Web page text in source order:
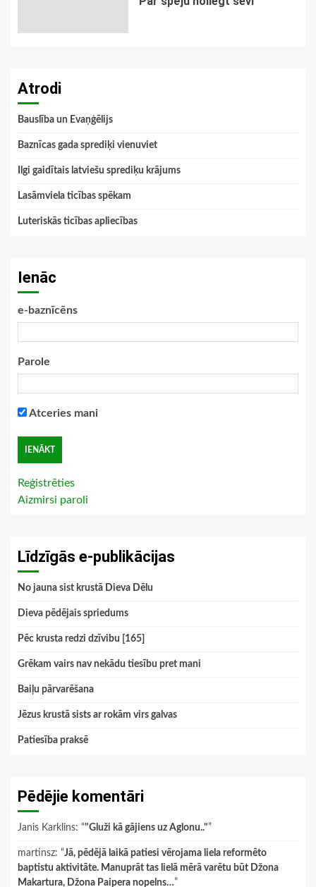
Atrodi
Bauslība un Evaņģēlijs
Baznīcas gada sprediķi vienuviet
Ilgi gaidītais latviešu sprediķu krājums
Lasāmviela ticības spēkam
Luteriskās ticības apliecības
Ienāc
e-baznīcēns
Parole
Atceries mani
Reģistrēties
Aizmirsi paroli
Līdzīgās e-publikācijas
No jauna sist krustā Dieva Dēlu
Dieva pēdējais spriedums
Pēc krusta redzi dzīvibu [165]
Grēkam vairs nav nekādu tiesību pret mani
Baiļu pārvarēšana
Jēzus krustā sists ar rokām virs galvas
Patiesība praksē
Pēdējie komentāri
Janis Karklins: “"Gluži kā gājiens uz Aglonu.."”
martinsz: “Jā, pēdējā laikā patiesi vērojama liela reformēto
baptistu aktivitāte. Manuprāt tas lielā mērā varētu būt Džona
Makartura, Džona Paipera nopelns…”